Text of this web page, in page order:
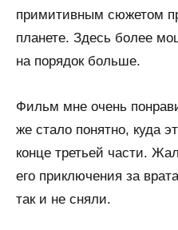
примитивным сюжетом
планете. Здесь более
на порядок больше.
Фильм мне очень
же стало понятно, куда
конце третьей части.
его приключения за
так и не сняли.